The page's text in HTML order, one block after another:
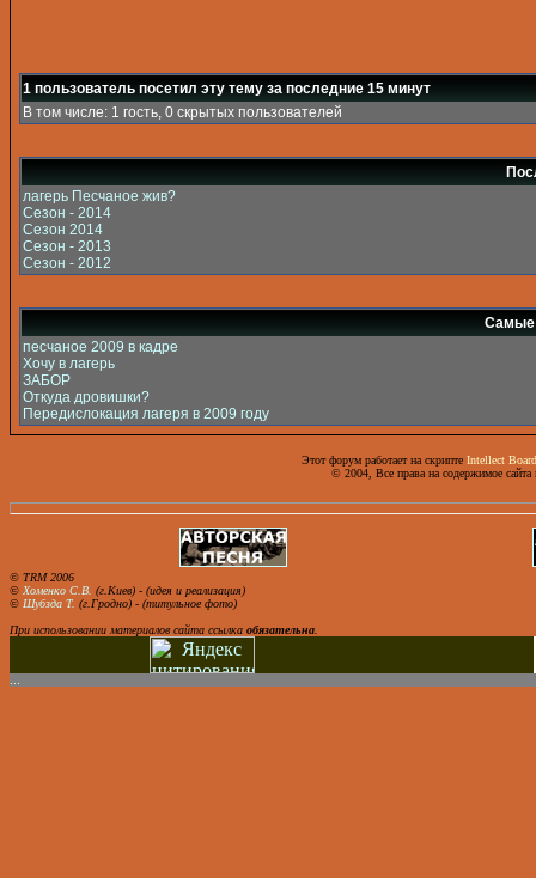
1 пользователь посетил эту тему за последние 15 минут
В том числе: 1 гость, 0 скрытых пользователей
лагерь Песчаное жив?
Сезон - 2014
Сезон 2014
Сезон - 2013
Сезон - 2012
Самые
песчаное 2009 в кадре
Хочу в лагерь
ЗАБОР
Откуда дровишки?
Передислокация лагеря в 2009 году
Этот форум работает на скрипте Intellect Board
© 2004, Все права на содержимое сайта
© TRM 2006
© Хоменко С.В. (г.Киев) - (идея и реализация)
© Шубзда Т. (г.Гродно) - (титульное фото)
При использовании материалов сайта ссылка обязательна